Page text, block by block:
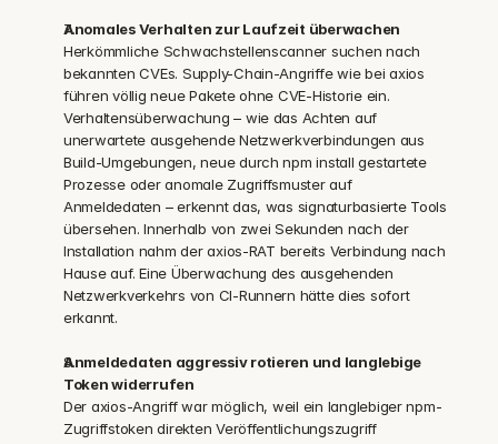
Anomales Verhalten zur Laufzeit überwachen
Herkömmliche Schwachstellenscanner suchen nach
bekannten CVEs. Supply-Chain-Angriffe wie bei axios
führen völlig neue Pakete ohne CVE-Historie ein.
Verhaltensüberwachung – wie das Achten auf
unerwartete ausgehende Netzwerkverbindungen aus
Build-Umgebungen, neue durch npm install gestartete
Prozesse oder anomale Zugriffsmuster auf
Anmeldedaten – erkennt das, was signaturbasierte Tools
übersehen. Innerhalb von zwei Sekunden nach der
Installation nahm der axios-RAT bereits Verbindung nach
Hause auf. Eine Überwachung des ausgehenden
Netzwerkverkehrs von CI-Runnern hätte dies sofort
erkannt.
Anmeldedaten aggressiv rotieren und langlebige
Token widerrufen
Der axios-Angriff war möglich, weil ein langlebiger npm-
Zugriffstoken direkten Veröffentlichungszugriff